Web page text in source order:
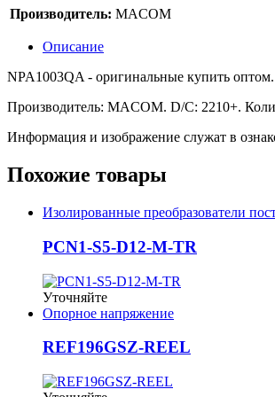
Производитель: MACOM
Описание
NPA1003QA - оригинальные купить
Производитель: MACOM. D/C: 2210+.
Информация и изображение служат в
Похожие товары
Изолированные преобразователи
PCN1-S5-D12-M-TR
Уточняйте
Опорное напряжение
REF196GSZ-REEL